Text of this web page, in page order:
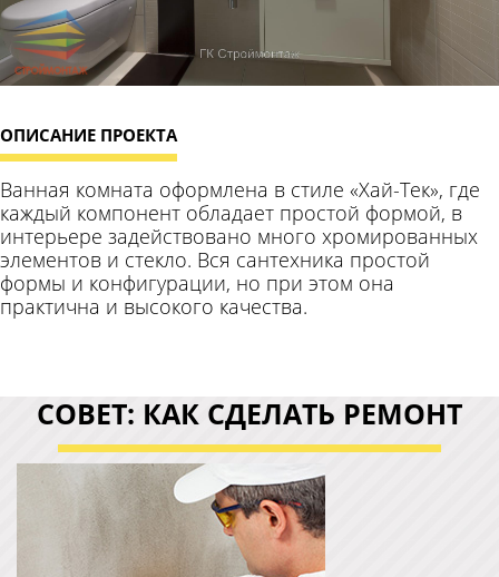
Совет номер один
Важным является выбор добросовестных
исполнителей, для аккуратного проведения работ.
Хоть такой интерьер и предполагает наличие грубых
и неотесанных форм, но работа должна быть
выполнена аккуратно, чтобы жилище не
напоминало ангар, а было достаточно уютным.